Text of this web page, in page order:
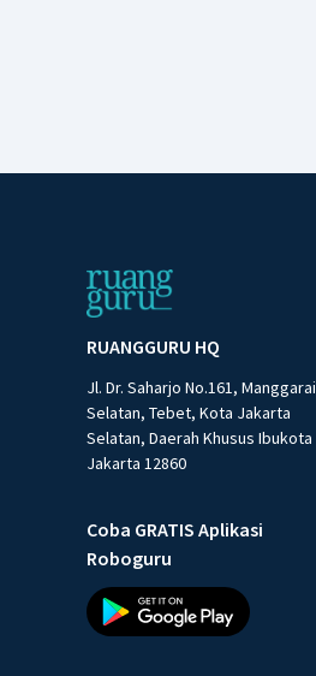
RUANGGURU HQ
Jl. Dr. Saharjo No.161, Manggarai
Selatan, Tebet, Kota Jakarta
Selatan, Daerah Khusus Ibukota
Jakarta 12860
Coba GRATIS Aplikasi
Roboguru